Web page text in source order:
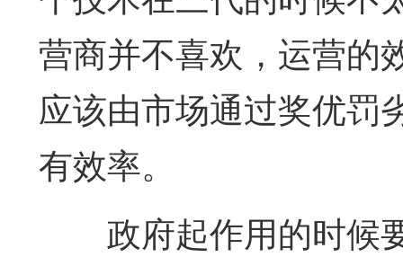
营商并不喜欢，运营的
应该由市场通过奖优罚
有效率。
政府起作用的时候